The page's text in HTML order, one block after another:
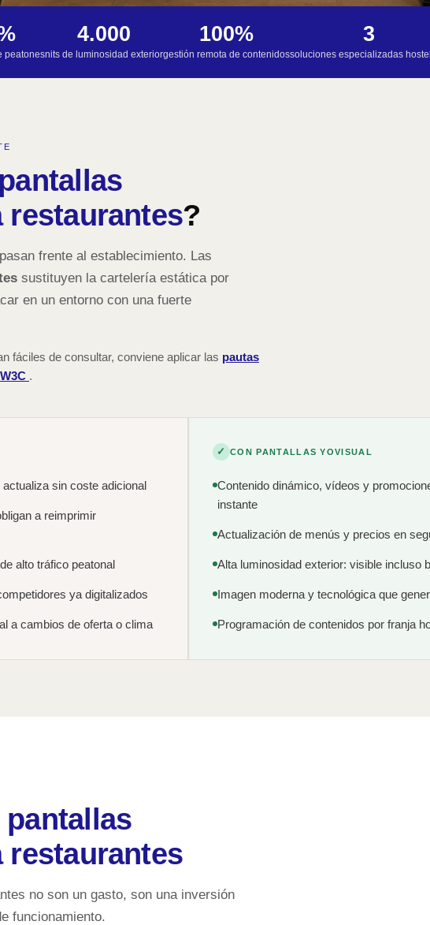
peatones
4.000
nits de luminosidad exterior
100%
gestión remota de contenidos
3
soluciones especializadas
pantallas
?
frente al establecimiento. Las
sustituyen la cartelería estática por
en un entorno con una fuerte
fáciles de consultar, conviene aplicar las pautas
.
sin coste adicional
a reimprimir
alto tráfico peatonal
ya digitalizados
a cambios de oferta o clima
✓ CON PANTALLAS YOVISUAL
Contenido dinámico, vídeos y
instante
Actualización de menús y precios en
Alta luminosidad exterior: visible incluso
Imagen moderna y tecnológica que
Programación de contenidos por franja
pantallas
no son un gasto, son una inversión
funcionamiento.